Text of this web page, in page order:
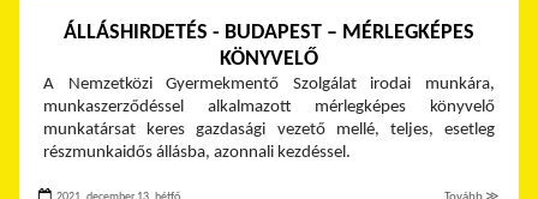
ÁLLÁSHIRDETÉS - BUDAPEST – MÉRLEGKÉPES
KÖNYVELŐ
A Nemzetközi Gyermekmentő Szolgálat irodai munkára,
munkaszerződéssel alkalmazott mérlegképes könyvelő
munkatársat keres gazdasági vezető mellé, teljes, esetleg
részmunkaidős állásba, azonnali kezdéssel.